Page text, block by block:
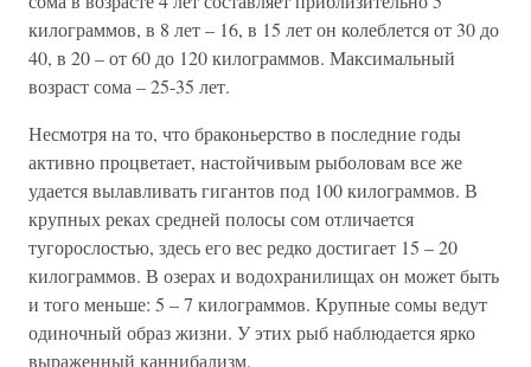
килограммов, в 8 лет – 16, в 15 лет он колеблется от 30 до
40, в 20 – от 60 до 120 килограммов. Максимальный
возраст сома – 25-35 лет.
Несмотря на то, что браконьерство в последние годы
активно процветает, настойчивым рыболовам все же
удается вылавливать гигантов под 100 килограммов. В
крупных реках средней полосы сом отличается
тугорослостью, здесь его вес редко достигает 15 – 20
килограммов. В озерах и водохранилищах он может быть
и того меньше: 5 – 7 килограммов. Крупные сомы ведут
одиночный образ жизни. У этих рыб наблюдается ярко
выраженный каннибализм.